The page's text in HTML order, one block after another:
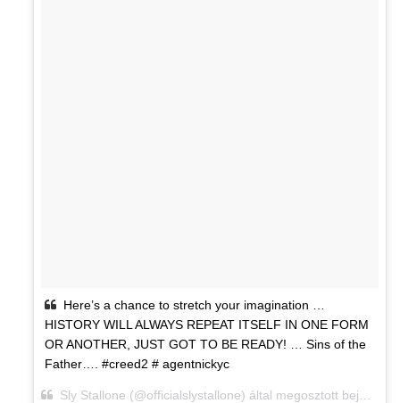
Here’s a chance to stretch your imagination …
HISTORY WILL ALWAYS REPEAT ITSELF IN ONE FORM
OR ANOTHER, JUST GOT TO BE READY! … Sins of the
Father…. #creed2 # agentnickyc
Sly Stallone (@officialslystallone) által megosztott bejegyzés,